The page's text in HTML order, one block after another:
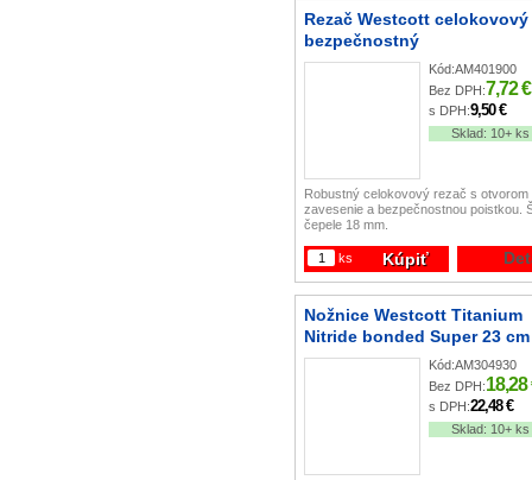
Rezač Westcott celokovový
bezpečnostný
Kód:AM401900
Bez DPH:7,72 €
s DPH:9,50 €
Sklad: 10+ ks
Robustný celokovový rezač s otvorom
zavesenie a bezpečnostnou poistkou.
čepele 18 mm.
ks Kúpiť
Nožnice Westcott Titanium
Nitride bonded Super 23 cm
Kód:AM304930
Bez DPH:18,28
s DPH:22,48 €
Sklad: 10+ ks